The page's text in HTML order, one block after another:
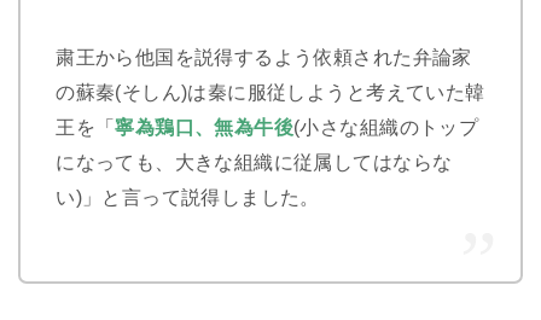
粛王から他国を説得するよう依頼された弁論家
の蘇秦(そしん)は秦に服従しようと考えていた韓
王を「寧為鶏口、無為牛後(小さな組織のトップ
になっても、大きな組織に従属してはならな
い)」と言って説得しました。